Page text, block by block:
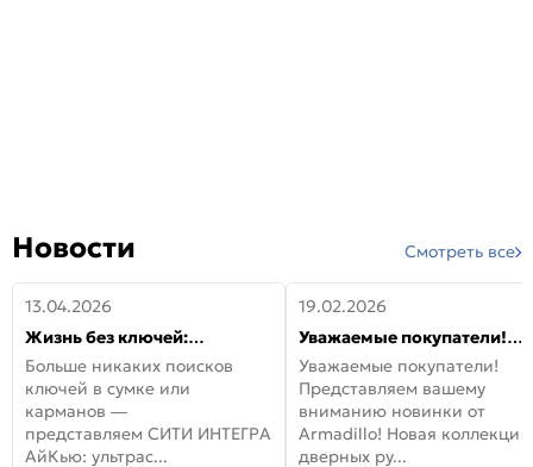
Новости Смотреть все
13.04.2026
Жизнь без ключей:
встречайте новую дверь
СИТИ ИНТЕГРА АйКью!
Больше никаких поисков
ключей в сумке или
карманов —
представляем СИТИ ИНТЕГРА
АйКью: ультрас...
19.02.2026
Уважаемые покупатели!
Представляем вашему
вниманию новинки от
Armadillo!
Уважаемые покупатели!
Представляем вашему
вниманию новинки от
Armadillo! Новая коллекция
дверных ру...